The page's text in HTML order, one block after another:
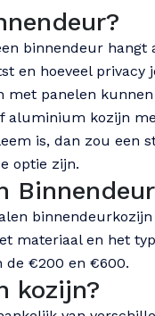
binnendeur hangt
en hoeveel privacy
panelen
aluminium kozijn
is, dan zou een
optie zijn.
materiaal en het
de €200 en €600.
kozijn?